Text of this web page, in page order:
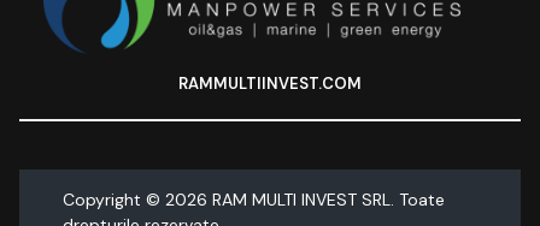
RAMMULTIINVEST.COM
Copyright © 2026 RAM MULTI INVEST SRL. Toate